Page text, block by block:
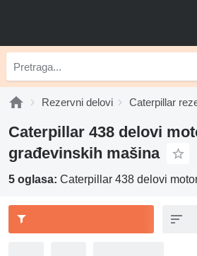
Rezervni delovi Caterpillar
Caterpillar 438 delovi
građevinskih mašina
5 oglasa: Caterpillar 438 delovi